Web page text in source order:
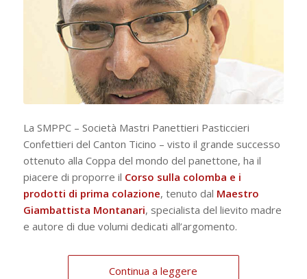
La SMPPC – Società Mastri Panettieri Pasticcieri
Confettieri del Canton Ticino – visto il grande successo
ottenuto alla Coppa del mondo del panettone, ha il
piacere di proporre il Corso sulla colomba e i
prodotti di prima colazione, tenuto dal Maestro
Giambattista Montanari, specialista del lievito madre
e autore di due volumi dedicati all’argomento.
Continua a leggere